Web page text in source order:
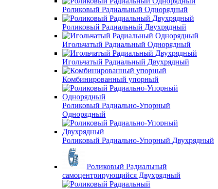
Роликовый Радиальный Однорядный
Роликовый Радиальный Двухрядный
Игольчатый Радиальный Однорядный
Игольчатый Радиальный Двухрядный
Комбинированный упорный
Роликовый Радиально-Упорный
Однорядный
Роликовый Радиально-Упорный Двухрядный
Роликовый Радиальный
самоцентрирующийся Двухрядный